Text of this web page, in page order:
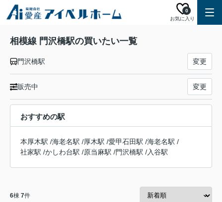
お気に入り
0
相模線 門沢橋駅の買いたい一覧
門沢橋駅 変更
販売中 変更
おすすめの駅
本厚木駅 /海老名駅 /厚木駅 /愛甲石田駅 /海老名駅 /
社家駅 /かしわ台駅 /原当麻駅 /門沢橋駅 /入谷駅
6棟 7件